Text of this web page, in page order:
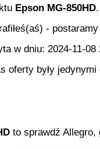
Epson MG-850HD
-
w dniu: 2024-11-08
oferty były
to sprawdź